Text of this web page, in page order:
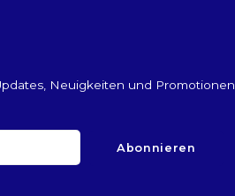
Neuigkeiten und Promotionen
Abonnieren